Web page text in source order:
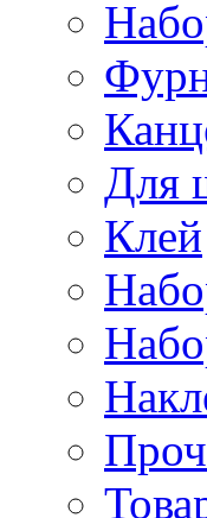
Для
Клей